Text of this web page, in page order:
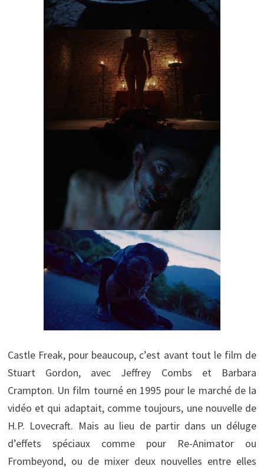
Castle Freak, pour beaucoup, c’est avant tout le film de
Stuart Gordon, avec Jeffrey Combs et Barbara
Crampton. Un film tourné en 1995 pour le marché de la
vidéo et qui adaptait, comme toujours, une nouvelle de
H.P. Lovecraft. Mais au lieu de partir dans un déluge
d’effets spéciaux comme pour Re-Animator ou
Frombeyond, ou de mixer deux nouvelles entre elles